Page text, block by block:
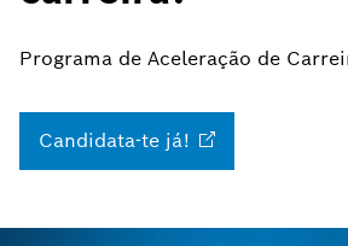
Programa de Aceleração de
Candidata-te já!